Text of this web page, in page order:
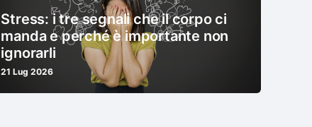
Stress: i tre segnali che il corpo ci
manda e perché è importante non
ignorarli
21 Lug 2026